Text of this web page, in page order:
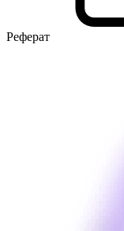
Реферат